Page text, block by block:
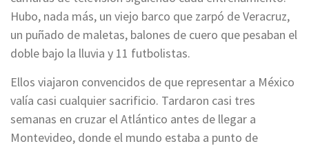
Hubo, nada más, un viejo barco que zarpó de Veracruz,
un puñado de maletas, balones de cuero que pesaban el
doble bajo la lluvia y 11 futbolistas.
Ellos viajaron convencidos de que representar a México
valía casi cualquier sacrificio. Tardaron casi tres
semanas en cruzar el Atlántico antes de llegar a
Montevideo, donde el mundo estaba a punto de